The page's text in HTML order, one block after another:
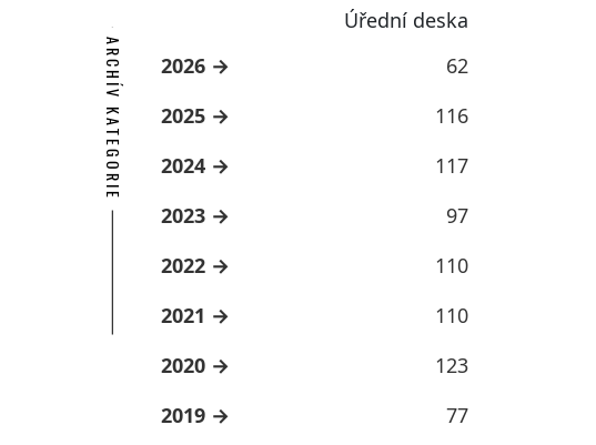
Úřední deska
ARCHÍV KATEGORIE 2026
62
2025
116
2024
117
2023
97
2022
110
2021
110
2020
123
2019
77